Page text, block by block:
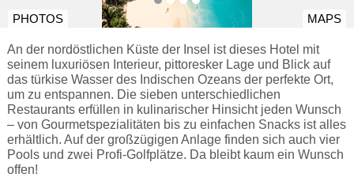
PHOTOS MAPS
An der nordöstlichen Küste der Insel ist dieses Hotel mit
seinem luxuriösen Interieur, pittoresker Lage und Blick auf
das türkise Wasser des Indischen Ozeans der perfekte Ort,
um zu entspannen. Die sieben unterschiedlichen
Restaurants erfüllen in kulinarischer Hinsicht jeden Wunsch
– von Gourmetspezialitäten bis zu einfachen Snacks ist alles
erhältlich. Auf der großzügigen Anlage finden sich auch vier
Pools und zwei Profi-Golfplätze. Da bleibt kaum ein Wunsch
offen!